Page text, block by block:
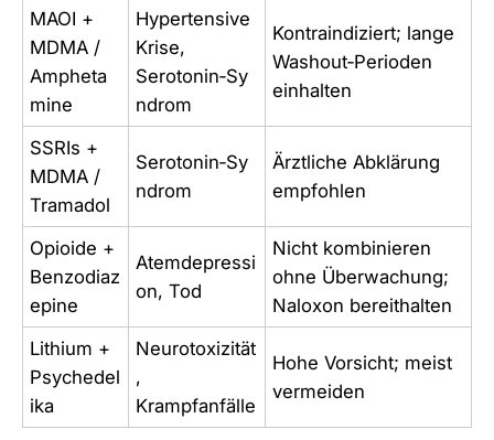
MAOI +
MDMA /
Ampheta
mine
Hypertensive
Krise,
Serotonin‑Sy
ndrom
Kontraindiziert; lange
Washout‑Perioden
einhalten
SSRIs +
MDMA /
Tramadol
Serotonin‑Sy
ndrom
Ärztliche Abklärung
empfohlen
Opioide +
Benzodiaz
epine
Atemdepressi
on, Tod
Nicht kombinieren
ohne Überwachung;
Naloxon bereithalten
Lithium +
Psychedel
ika
Neurotoxizität
,
Krampfanfälle
Hohe Vorsicht; meist
vermeiden